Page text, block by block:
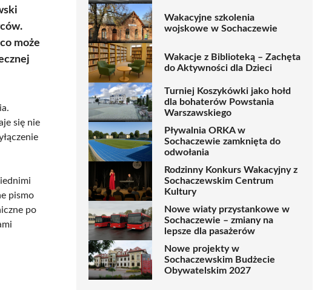
może
się nie
pismo
po
Wakacyjne szkolenia
wojskowe w Sochaczewie
Wakacje z Biblioteką – Zachęta
do Aktywności dla Dzieci
Turniej Koszykówki jako hołd
dla bohaterów Powstania
Warszawskiego
Pływalnia ORKA w
Sochaczewie zamknięta do
odwołania
Rodzinny Konkurs Wakacyjny z
Sochaczewskim Centrum
Kultury
Nowe wiaty przystankowe w
Sochaczewie – zmiany na
lepsze dla pasażerów
Nowe projekty w
Sochaczewskim Budżecie
Obywatelskim 2027